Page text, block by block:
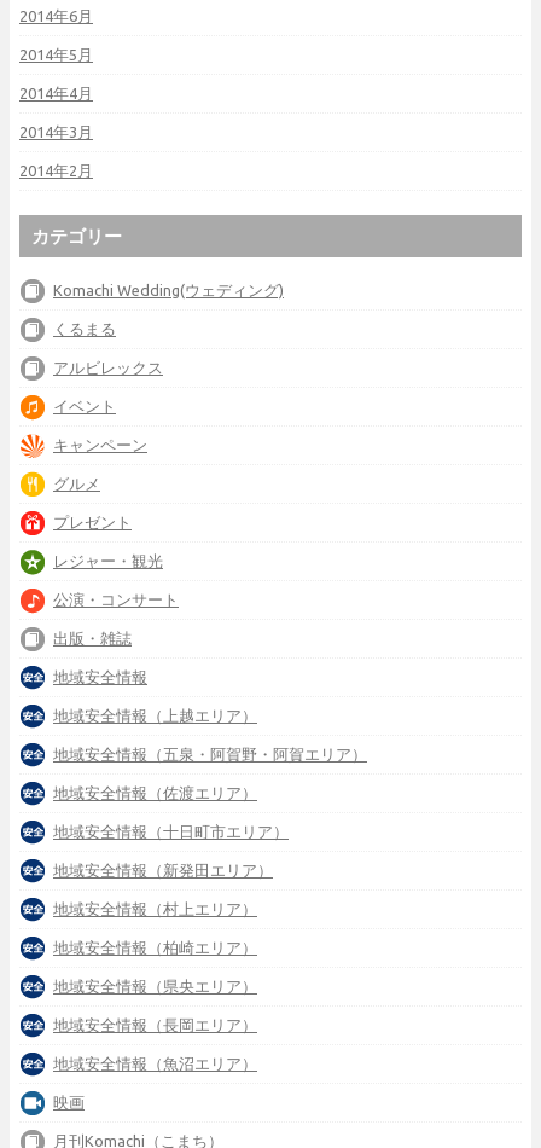
2014年6月
2014年5月
2014年4月
2014年3月
2014年2月
カテゴリー
Komachi Wedding(ウェディング)
くるまる
アルビレックス
イベント
キャンペーン
グルメ
プレゼント
レジャー・観光
公演・コンサート
出版・雑誌
地域安全情報
地域安全情報（上越エリア）
地域安全情報（五泉・阿賀野・阿賀エリア）
地域安全情報（佐渡エリア）
地域安全情報（十日町市エリア）
地域安全情報（新発田エリア）
地域安全情報（村上エリア）
地域安全情報（柏崎エリア）
地域安全情報（県央エリア）
地域安全情報（長岡エリア）
地域安全情報（魚沼エリア）
映画
月刊Komachi（こまち）